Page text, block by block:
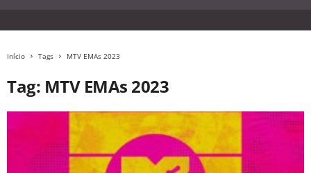
Início Tags MTV EMAs 2023
Tag: MTV EMAs 2023